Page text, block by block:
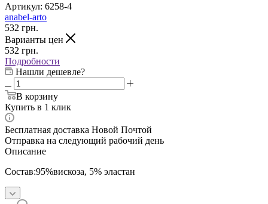
Артикул: 6258-4
anabel-arto
532 грн.
Варианты цен
532 грн.
Подробности
Нашли дешевле?
В корзину
Купить в 1 клик
Бесплатная доставка Новой Почтой
Отправка на следующий рабочий день
Описание
Состав:95%вискоза, 5% эластан